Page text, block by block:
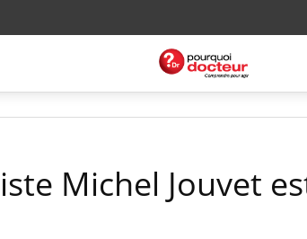
Michel Jouvet